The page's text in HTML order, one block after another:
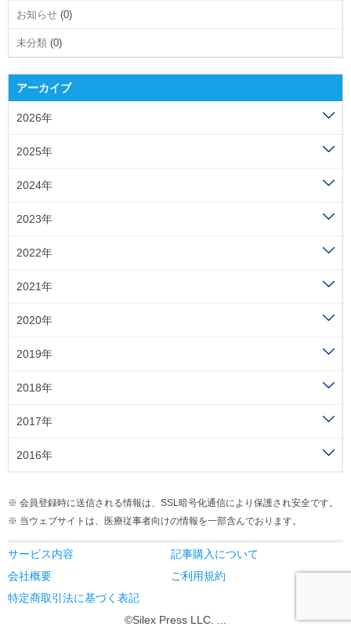
お知らせ (0)
未分類 (0)
アーカイブ
2026年
2025年
2024年
2023年
2022年
2021年
2020年
2019年
2018年
2017年
2016年
会員登録時に送信される情報は、SSL暗号化通信により保護され安全です。
当ウェブサイトは、医療従事者向けの情報を一部含んでおります。
サービス内容
記事購入について
会社概要
ご利用規約
特定商取引法に基づく表記
©Silex Press LLC. ...